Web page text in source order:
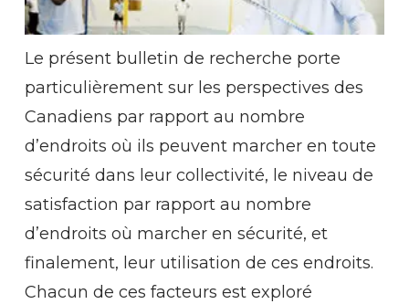
Le présent bulletin de recherche porte
particulièrement sur les perspectives des
Canadiens par rapport au nombre
d’endroits où ils peuvent marcher en toute
sécurité dans leur collectivité, le niveau de
satisfaction par rapport au nombre
d’endroits où marcher en sécurité, et
finalement, leur utilisation de ces endroits.
Chacun de ces facteurs est exploré